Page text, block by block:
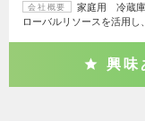
会社概要
家庭用 冷蔵庫
ローバルリソースを活用
興味